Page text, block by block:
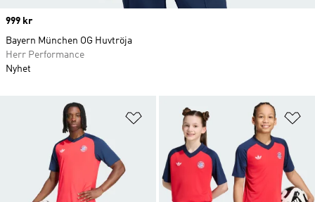
Lägg till på önskelistan
Price
999 kr
Bayern München OG Huvtröja
Herr Performance
Nyhet